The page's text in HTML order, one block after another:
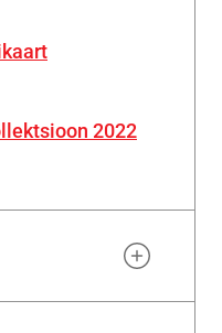
2022